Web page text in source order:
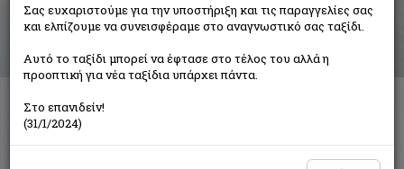
Συγγραφέας: Kunnas Tarja (1 βιβλία)
Ταξινόμηση ανά:
Άγιος Βασίλης
Σας ευχαριστούμε για την υποστήριξη και τις παραγγελίες σας
και ελπίζουμε να συνεισφέραμε στο αναγνωστικό σας ταξίδι.
Αυτό το ταξίδι μπορεί να έφτασε στο τέλος του αλλά η
προοπτική για νέα ταξίδια υπάρχει πάντα.
Στο επανιδείν!
(31/1/2024)